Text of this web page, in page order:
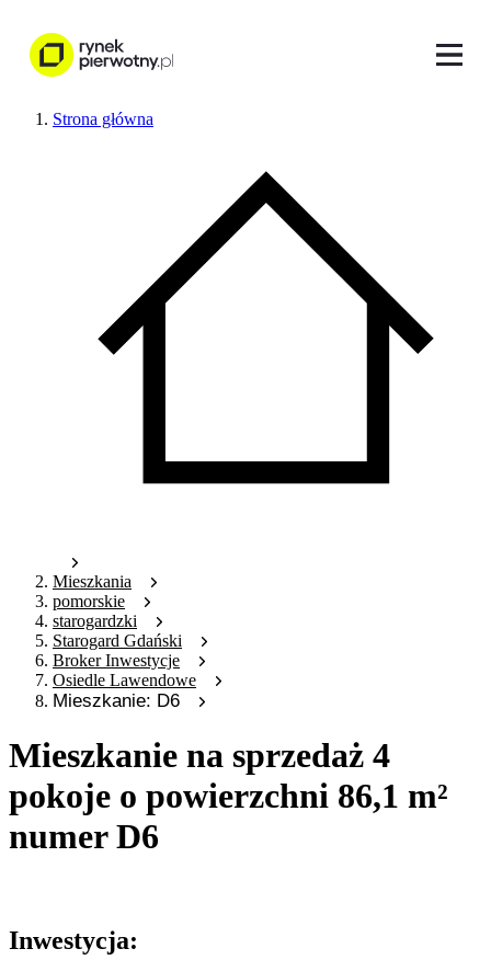
Strona główna
Mieszkania
pomorskie
starogardzki
Starogard Gdański
Broker Inwestycje
Osiedle Lawendowe
Mieszkanie: D6
Mieszkanie na sprzedaż 4
pokoje o powierzchni 86,1 m²
numer D6
Inwestycja: